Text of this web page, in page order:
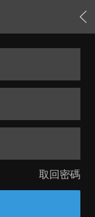
取回密碼